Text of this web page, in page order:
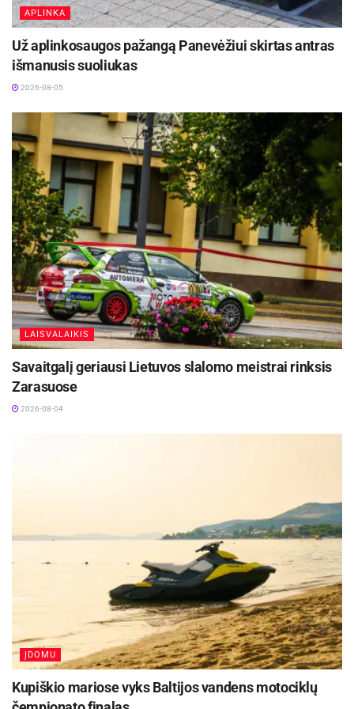
APLINKA
Už aplinkosaugos pažangą Panevėžiui skirtas antras
išmanusis suoliukas
2026-08-05
LAISVALAIKIS
Savaitgalį geriausi Lietuvos slalomo meistrai rinksis
Zarasuose
2026-08-04
ĮDOMU
Kupiškio mariose vyks Baltijos vandens motociklų